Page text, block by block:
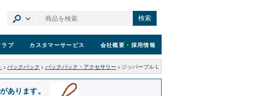
検索
ラブ カスタマーサービス 会社概要 ・採用情報
> バックパック > バックパック・アクセサリー > ジッパープル L
あります。